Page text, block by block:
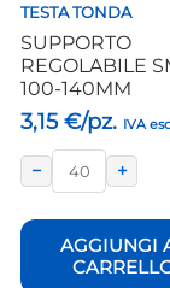
TESTA TONDA
SUPPORTO
REGOLABILE
100-140MM
3,15€/pz. IVA
− +
AGGIUNGI